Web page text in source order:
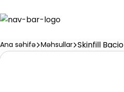
Ana səhifə Məhsullar Skinfill Bacio